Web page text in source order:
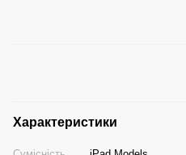
Характеристики